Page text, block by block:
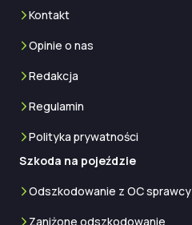
Kontakt
Opinie o nas
Redakcja
Regulamin
Polityka prywatności
Szkoda na pojeździe
Odszkodowanie z OC sprawcy
Zaniżone odszkodowanie